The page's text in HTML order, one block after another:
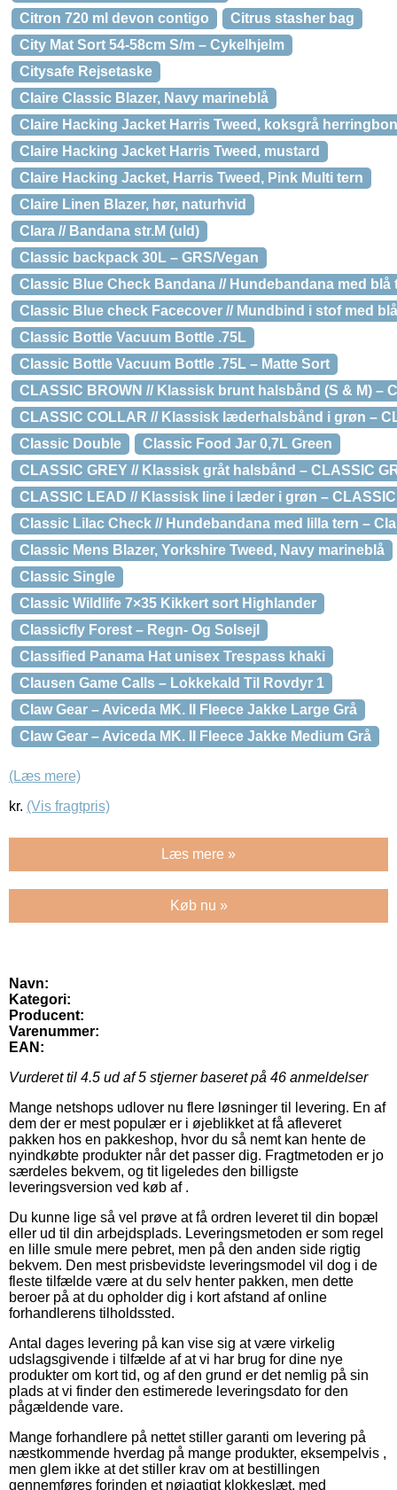
Citron 720 ml devon contigo
Citrus stasher bag
City Mat Sort 54-58cm S/m – Cykelhjelm
Citysafe Rejsetaske
Claire Classic Blazer, Navy marineblå
Claire Hacking Jacket Harris Tweed, koksgrå
Claire Hacking Jacket Harris Tweed, mustard
Claire Hacking Jacket, Harris Tweed, Pink Multi tern
Claire Linen Blazer, hør, naturhvid
Clara // Bandana str.M (uld)
Classic backpack 30L – GRS/Vegan
Classic Blue Check Bandana // Hundebandana med
Classic Blue check Facecover // Mundbind i stof med
Classic Bottle Vacuum Bottle .75L
Classic Bottle Vacuum Bottle .75L – Matte Sort
CLASSIC BROWN // Klassisk brunt halsbånd (S & M) –
CLASSIC COLLAR // Klassisk læderhalsbånd i grøn –
Classic Double
Classic Food Jar 0,7L Green
CLASSIC GREY // Klassisk gråt halsbånd – CLASSIC
CLASSIC LEAD // Klassisk line i læder i grøn –
Classic Lilac Check // Hundebandana med lilla tern –
Classic Mens Blazer, Yorkshire Tweed, Navy marineblå
Classic Single
Classic Wildlife 7×35 Kikkert sort Highlander
Classicfly Forest – Regn- Og Solsejl
Classified Panama Hat unisex Trespass khaki
Clausen Game Calls – Lokkekald Til Rovdyr 1
Claw Gear – Aviceda MK. II Fleece Jakke Large Grå
Claw Gear – Aviceda MK. II Fleece Jakke Medium Grå
(Læs mere)
kr. (Vis fragtpris)
Læs mere »
Køb nu »
Navn:
Kategori:
Producent:
Varenummer:
EAN:
Vurderet til 4.5 ud af 5 stjerner baseret på 46 anmeldelser
Mange netshops udlover nu flere løsninger til levering. En af
dem der er mest populær er i øjeblikket at få afleveret
pakken hos en pakkeshop, hvor du så nemt kan hente de
nyindkøbte produkter når det passer dig. Fragtmetoden er jo
særdeles bekvem, og tit ligeledes den billigste
leveringsversion ved køb af .
Du kunne lige så vel prøve at få ordren leveret til din bopæl
eller ud til din arbejdsplads. Leveringsmetoden er som regel
en lille smule mere pebret, men på den anden side rigtig
bekvem. Den mest prisbevidste leveringsmodel vil dog i de
fleste tilfælde være at du selv henter pakken, men dette
beroer på at du opholder dig i kort afstand af online
forhandlerens tilholdssted.
Antal dages levering på kan vise sig at være virkelig
udslagsgivende i tilfælde af at vi har brug for dine nye
produkter om kort tid, og af den grund er det nemlig på sin
plads at vi finder den estimerede leveringsdato for den
pågældende vare.
Mange forhandlere på nettet stiller garanti om levering på
næstkommende hverdag på mange produkter, eksempelvis ,
men glem ikke at det stiller krav om at bestillingen
gennemføres forinden et nøjagtigt klokkeslæt, med